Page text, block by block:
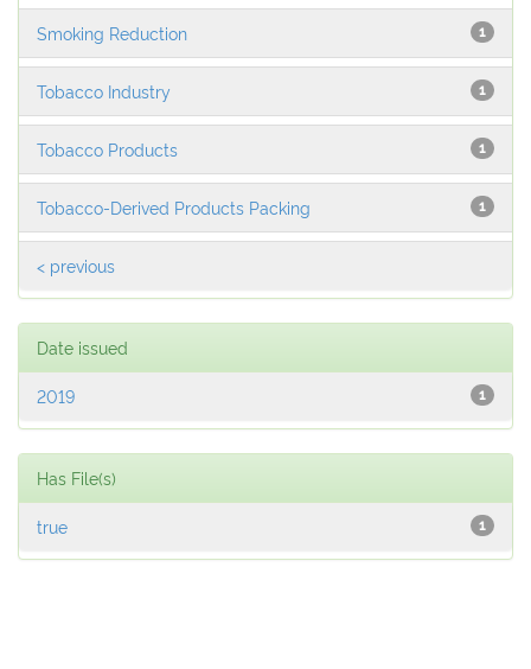
1
Smoking Reduction
1
Tobacco Industry
1
Tobacco Products
1
Tobacco-Derived Products Packing
< previous
Date issued
1
2019
Has File(s)
1
true